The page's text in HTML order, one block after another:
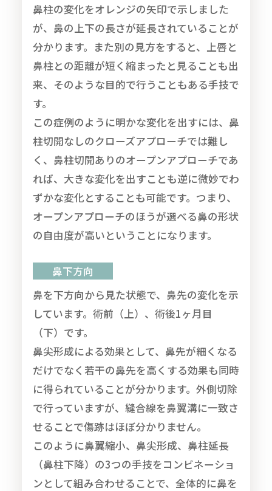
鼻柱の変化をオレンジの矢印で示しました
が、鼻の上下の長さが延長されていることが
分かります。また別の見方をすると、上唇と
鼻柱との距離が短く縮まったと見ることも出
来、そのような目的で行うこともある手技で
す。
この症例のように明かな変化を出すには、鼻
柱切開なしのクローズアプローチでは難し
く、鼻柱切開ありのオープンアプローチであ
れば、大きな変化を出すことも逆に微妙でわ
ずかな変化とすることも可能です。つまり、
オープンアプローチのほうが選べる鼻の形状
の自由度が高いということになります。
鼻下方向
鼻を下方向から見た状態で、鼻先の変化を示
しています。術前（上）、術後1ヶ月目
（下）です。
鼻尖形成による効果として、鼻先が細くなる
だけでなく若干の鼻先を高くする効果も同時
に得られていることが分かります。外側切除
で行っていますが、縫合線を鼻翼溝に一致さ
せることで傷跡はほぼ分かりません。
このように鼻翼縮小、鼻尖形成、鼻柱延長
（鼻柱下降）の3つの手技をコンビネーショ
ンとして組み合わせることで、全体的に鼻を